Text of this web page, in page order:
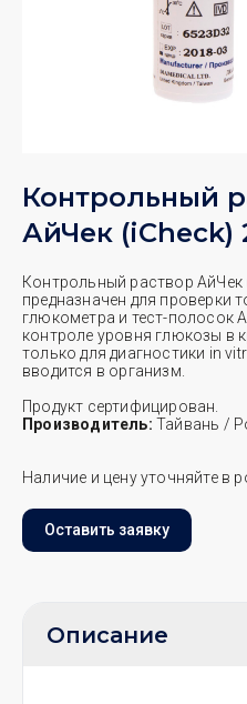
Контрольный
АйЧек (iCheck)
Контрольный раствор АйЧек
предназначен для проверки
глюкометра и тест-полосок
контроле уровня глюкозы в
только для диагностики in
вводится в организм.
Продукт сертифицирован.
Производитель: Тайвань /
Наличие и цену уточняйте в
Оставить заявку